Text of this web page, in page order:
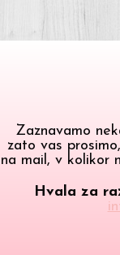
Zaznavamo
zato vas
na mail, v kolikor
Hvala za